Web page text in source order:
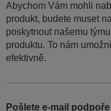
Abychom Vám mohli
produkt, budete muset
poskytnout našemu
produktu. To nám
efektivně.
Pošlete e-mail